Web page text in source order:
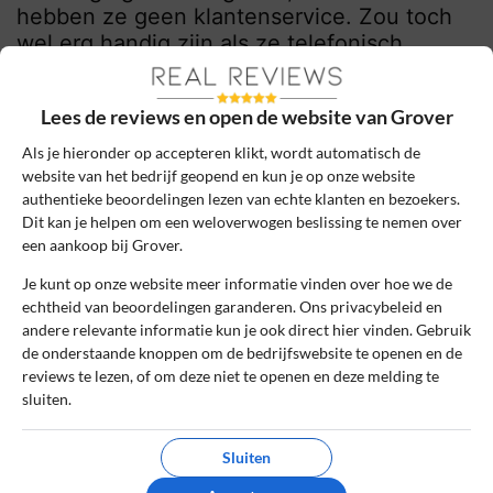
hebben ze geen klantenservice. Zou toch
wel erg handig zijn als ze telefonisch
bereikbaar zouden zijn. Jammer dit
0
Review handmatig gecontroleerd en goedgekeurd.
Bekijk ons beleid
Reageer
Kai 23 mei 2022, 17:10
Beoordeling: 8
Goede service
Ik ben uiteindelijk tevreden over de
geboden service bij mijn nieuwe telefoon.
Lees de reviews en open de website van Grover
Als je hieronder op accepteren klikt, wordt automatisch de
website van het bedrijf geopend en kun je op onze website
authentieke beoordelingen lezen van echte klanten en bezoekers.
Dit kan je helpen om een weloverwogen beslissing te nemen over
een aankoop bij Grover.
Je kunt op onze website meer informatie vinden over hoe we de
echtheid van beoordelingen garanderen. Ons privacybeleid en
andere relevante informatie kun je ook direct hier vinden. Gebruik
de onderstaande knoppen om de bedrijfswebsite te openen en de
reviews te lezen, of om deze niet te openen en deze melding te
sluiten.
Sluiten